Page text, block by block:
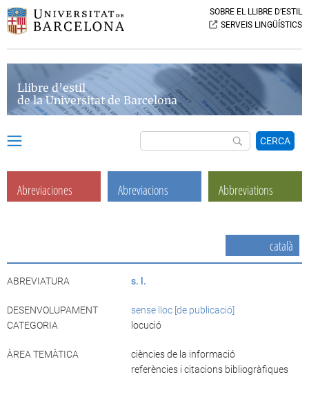
SOBRE EL LLIBRE D’ESTIL
SERVEIS LINGÜÍSTICS
Llibre d’estil
de la Universitat de Barcelona
CERCA
Abreviaciones Abreviacions Abbreviations
català
ABREVIATURA s. l.
DESENVOLUPAMENT
sense lloc [de publicació]
CATEGORIA
locució
ÀREA TEMÀTICA
ciències de la informació
referències i citacions bibliogràfiques